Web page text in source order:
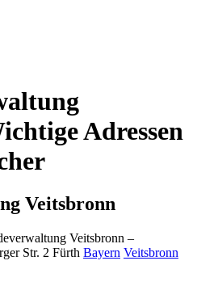
Adressen
Veitsbronn
Veitsbronn –
Str. 2 Fürth Bayern Veitsbronn